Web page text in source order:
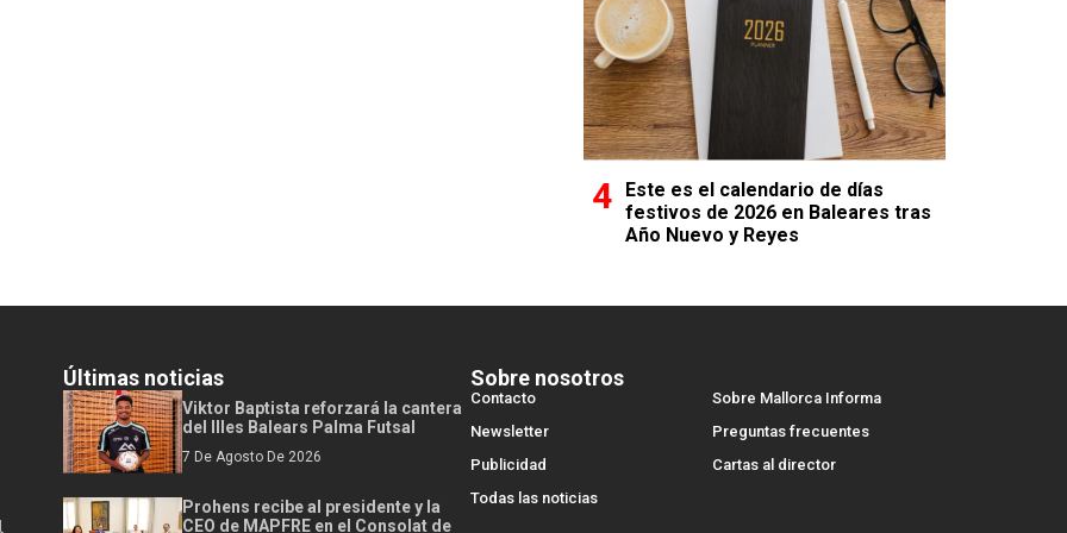
Este es el calendario de días
festivos de 2026 en Baleares tras
Año Nuevo y Reyes
Últimas noticias
Viktor Baptista reforzará la cantera
del Illes Balears Palma Futsal
7 De Agosto De 2026
Prohens recibe al presidente y la
CEO de MAPFRE en el Consolat de
Sobre nosotros
Contacto
Sobre Mallorca Informa
Newsletter
Preguntas frecuentes
Publicidad
Cartas al director
Todas las noticias